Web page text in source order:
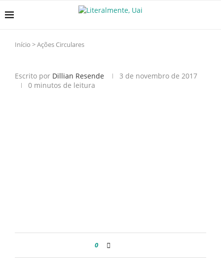
Início >Ações Circulares
Escrito por Dillian Resende
3 de novembro de 2017
0 minutos de leitura
0